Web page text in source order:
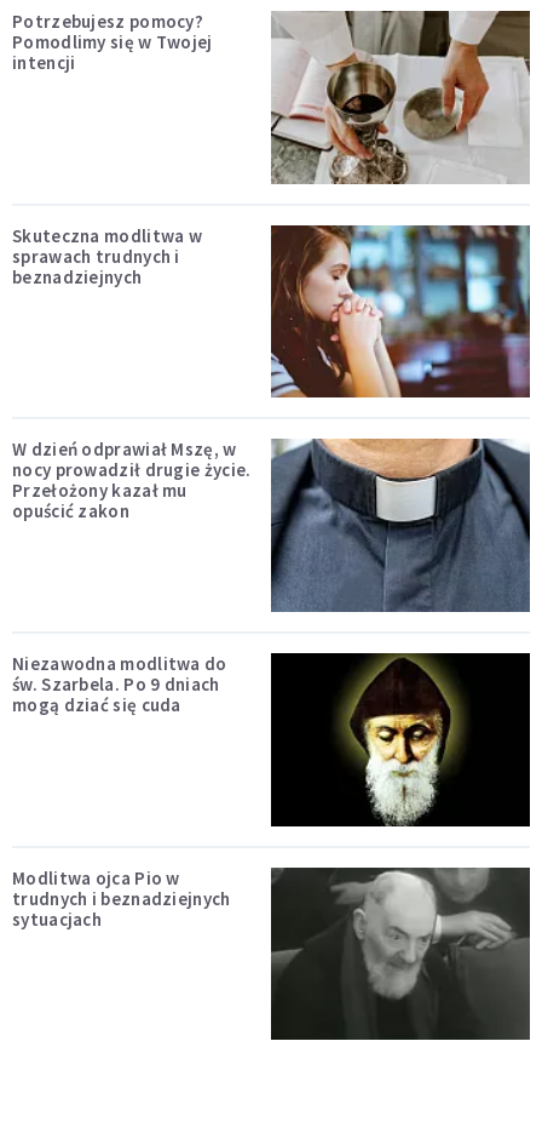
Potrzebujesz pomocy?
Pomodlimy się w Twojej
intencji
Skuteczna modlitwa w
sprawach trudnych i
beznadziejnych
W dzień odprawiał Mszę, w
nocy prowadził drugie życie.
Przełożony kazał mu
opuścić zakon
Niezawodna modlitwa do
św. Szarbela. Po 9 dniach
mogą dziać się cuda
Modlitwa ojca Pio w
trudnych i beznadziejnych
sytuacjach